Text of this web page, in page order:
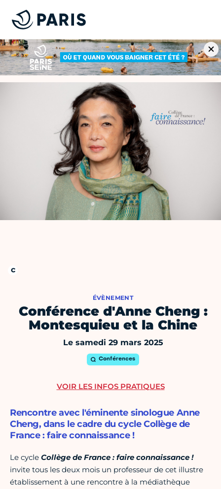
ÉVÈNEMENT
Conférence d'Anne Cheng :
Montesquieu et la Chine
Le samedi 29 mars 2025
Conférences
Rencontre avec l'éminente sinologue Anne
Cheng, dans le cadre du cycle Collège de
France : faire connaissance !
Le cycle Collège de France : faire connaissance !
invite tous les deux mois un professeur de cet illustre
établissement à une rencontre à la médiathèque
VOIR LES INFOS PRATIQUES